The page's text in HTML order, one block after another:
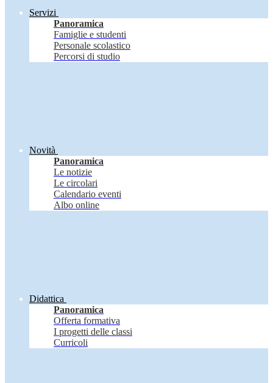
Servizi
Panoramica
Famiglie e studenti
Personale scolastico
Percorsi di studio
Novità
Panoramica
Le notizie
Le circolari
Calendario eventi
Albo online
Didattica
Panoramica
Offerta formativa
I progetti delle classi
Curricoli